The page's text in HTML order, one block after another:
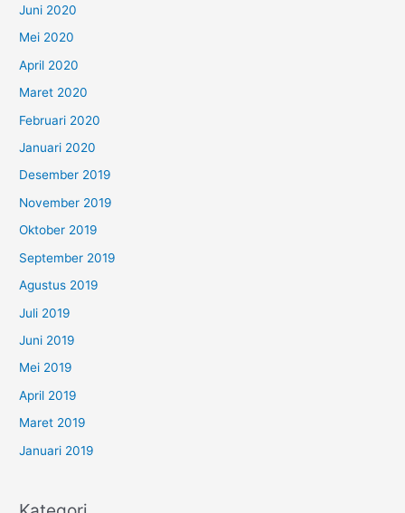
Juni 2020
Mei 2020
April 2020
Maret 2020
Februari 2020
Januari 2020
Desember 2019
November 2019
Oktober 2019
September 2019
Agustus 2019
Juli 2019
Juni 2019
Mei 2019
April 2019
Maret 2019
Januari 2019